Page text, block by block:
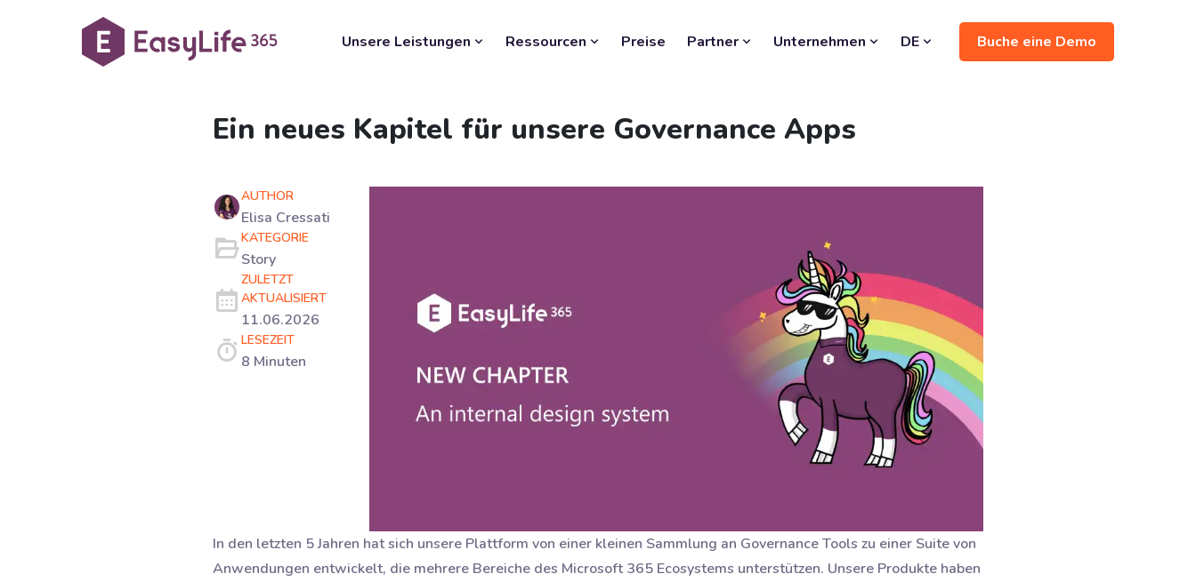
Unsere Leistungen Ressourcen Preise Partner Unternehmen DE Buche eine Demo
Ein neues Kapitel für unsere Governance Apps
AUTHOR
Elisa Cressati
KATEGORIE
Story
ZULETZT
AKTUALISIERT
11.06.2026
LESEZEIT
8 Minuten
In den letzten 5 Jahren hat sich unsere Plattform von einer kleinen Sammlung an Governance Tools zu einer Suite von
Anwendungen entwickelt, die mehrere Bereiche des Microsoft 365 Ecosystems unterstützen. Unsere Produkte haben